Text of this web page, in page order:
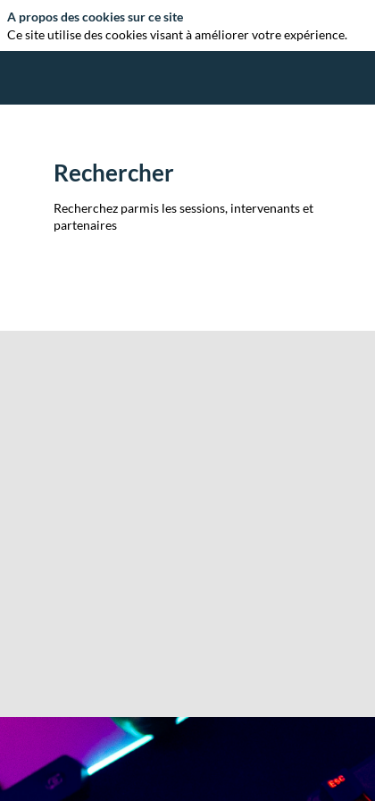
Rechercher
Recherchez parmis les sessions, intervenants et
partenaires
A propos des cookies sur ce site
Ce site utilise des cookies visant à améliorer votre expérience.